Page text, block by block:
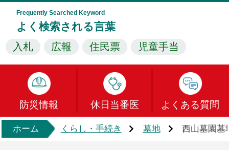
Frequently Searched Keyword
よく検索される言葉
入札 広報 住民票 児童手当
防災情報 休日当番医 よくある質問
ホーム くらし・手続き 墓地 西山墓園墓